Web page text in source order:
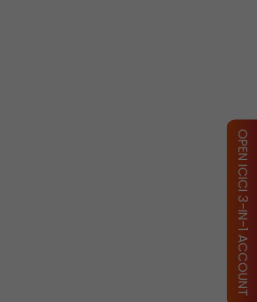
OPEN ICICI 3-IN-1 ACCOUNT